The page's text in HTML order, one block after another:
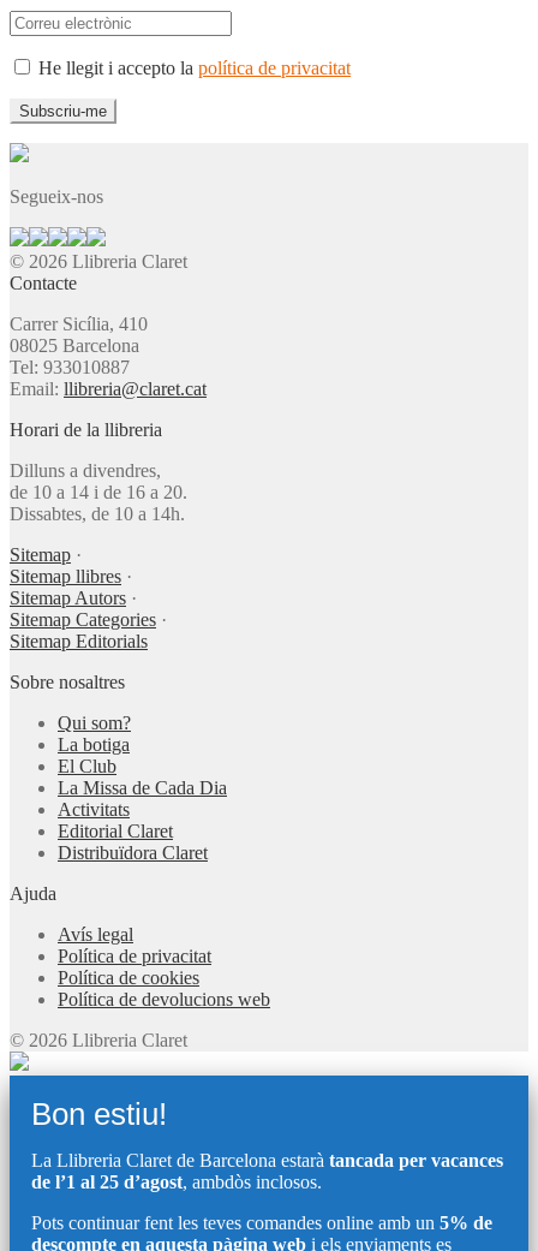
He llegit i accepto la política de privacitat
Segueix-nos
© 2026 Llibreria Claret
Contacte
Carrer Sicília, 410
08025 Barcelona
Tel: 933010887
Email: llibreria@claret.cat
Horari de la llibreria
Dilluns a divendres,
de 10 a 14 i de 16 a 20.
Dissabtes, de 10 a 14h.
Sitemap ·
Sitemap llibres ·
Sitemap Autors ·
Sitemap Categories ·
Sitemap Editorials
Sobre nosaltres
Qui som?
La botiga
El Club
La Missa de Cada Dia
Activitats
Editorial Claret
Distribuïdora Claret
Ajuda
Avís legal
Política de privacitat
Política de cookies
Política de devolucions web
© 2026 Llibreria Claret
Bon estiu!
La Llibreria Claret de Barcelona estarà tancada per vacances
de l’1 al 25 d’agost, ambdòs inclosos.
Pots continuar fent les teves comandes online amb un 5% de
descompte en aquesta pàgina web i els enviaments es